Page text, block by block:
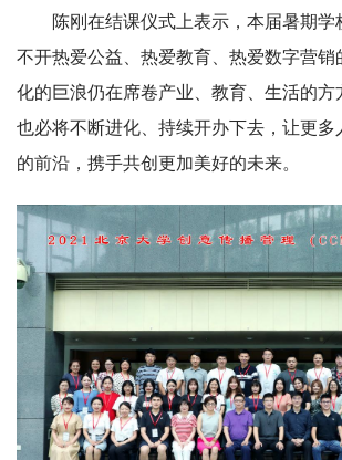
陈刚在结课仪式上表示，本届暑期
不开热爱公益、热爱教育、热爱数字营销
化的巨浪仍在席卷产业、教育、生活的方
也必将不断进化、持续开办下去，让更多
的前沿，携手共创更加美好的未来。